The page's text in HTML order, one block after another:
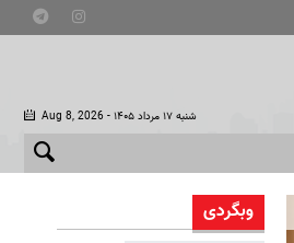
Aug 8, 2026 - شنبه ۱۷ مرداد ۱۴۰۵
وبگردی